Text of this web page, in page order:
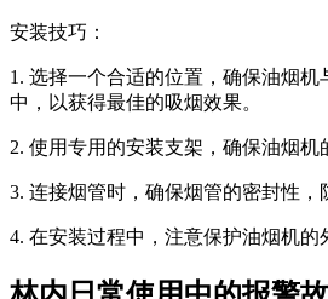
安装技巧：
1. 选择一个合适的位置，确保油烟
中，以获得最佳的吸烟效果。
2. 使用专用的安装支架，确保油烟机
3. 连接烟管时，确保烟管的密封性，
4. 在安装过程中，注意保护油烟机的